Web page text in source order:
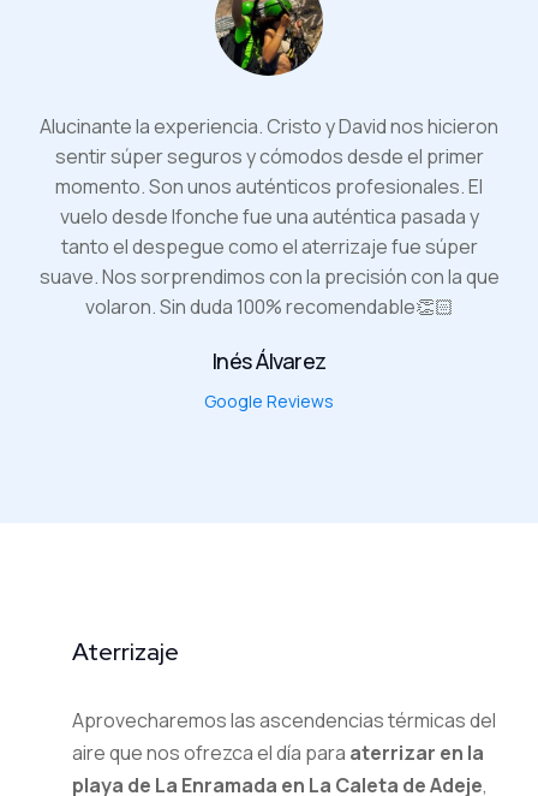
Alucinante la experiencia. Cristo y David nos hicieron
sentir súper seguros y cómodos desde el primer
momento. Son unos auténticos profesionales. El
vuelo desde Ifonche fue una auténtica pasada y
tanto el despegue como el aterrizaje fue súper
suave. Nos sorprendimos con la precisión con la que
volaron. Sin duda 100% recomendable👏🏻
Inés Álvarez
Google Reviews
Aterrizaje
Aprovecharemos las ascendencias térmicas del
aire que nos ofrezca el día para aterrizar en la
playa de La Enramada en La Caleta de Adeje,